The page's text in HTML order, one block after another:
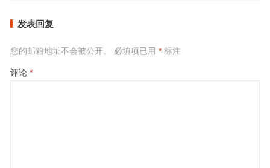
发表回复
您的邮箱地址不会被公开。 必填项已用 *标注
评论 *